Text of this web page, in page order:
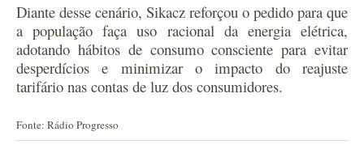
Diante desse cenário, Sikacz reforçou o pedido para que
a população faça uso racional da energia elétrica,
adotando hábitos de consumo consciente para evitar
desperdícios e minimizar o impacto do reajuste
tarifário nas contas de luz dos consumidores.
Fonte: Rádio Progresso